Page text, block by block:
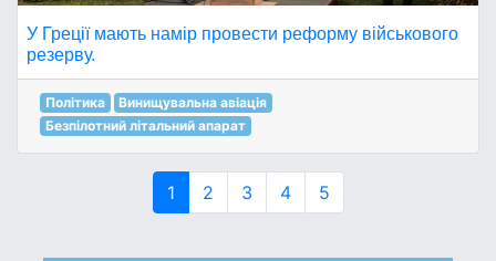
У Греції мають намір провести реформу військового
резерву.
Політика
Винищувальна авіація
Безпілотний літальний апарат
1 2 3 4 5